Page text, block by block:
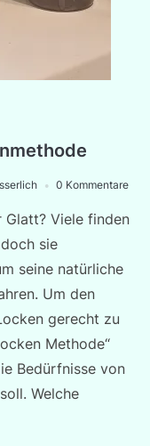
0 Kommentare
Viele finden
sie
seine natürliche
Um den
gerecht zu
Methode“
Bedürfnisse von
Welche